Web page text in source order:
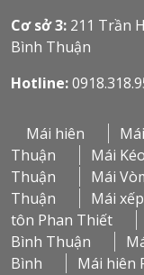
Cơ sở 3: 211 Trần
Bình Thuận
Hotline:
Mái hiên
Thuận
Mái
Thuận
Mái
Thuận
Mái xếp
tôn Phan Thiết
Bình Thuận
Bình
Mái hiên